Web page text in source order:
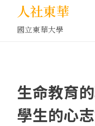
人社東華
國立東華大學
藝文空間
生命教育
學生的心